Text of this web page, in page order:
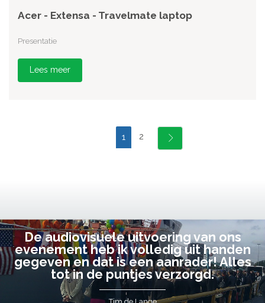
Acer - Extensa - Travelmate laptop
Presentatie
Lees meer
1 2
De audiovisuele uitvoering van ons
evenement heb ik volledig uit handen
gegeven en dat is een aanrader! Alles
tot in de puntjes verzorgd.